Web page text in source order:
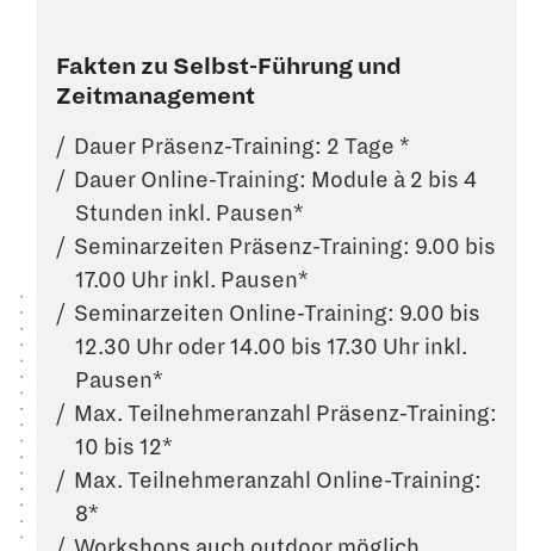
Fakten zu Selbst-Führung und
Zeitmanagement
Dauer Präsenz-Training: 2 Tage *
Dauer Online-Training: Module à 2 bis 4
Stunden inkl. Pausen*
Seminarzeiten Präsenz-Training: 9.00 bis
17.00 Uhr inkl. Pausen*
Seminarzeiten Online-Training: 9.00 bis
12.30 Uhr oder 14.00 bis 17.30 Uhr inkl.
Pausen*
Max. Teilnehmeranzahl Präsenz-Training:
10 bis 12*
Max. Teilnehmeranzahl Online-Training:
8*